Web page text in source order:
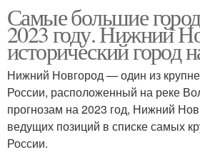
Самые большие
2023 году. Нижний
исторический город
Нижний Новгород — один из
России, расположенный на реке
прогнозам на 2023 год, Нижний
ведущих позиций в списке самых
России.